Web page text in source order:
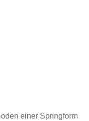
einer Springform